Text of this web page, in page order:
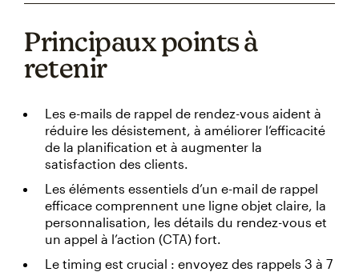
Principaux points à
retenir
Les e-mails de rappel de rendez-vous aident à
réduire les désistement, à améliorer l’efficacité
de la planification et à augmenter la
satisfaction des clients.
Les éléments essentiels d’un e-mail de rappel
efficace comprennent une ligne objet claire, la
personnalisation, les détails du rendez-vous et
un appel à l’action (CTA) fort.
Le timing est crucial : envoyez des rappels 3 à 7